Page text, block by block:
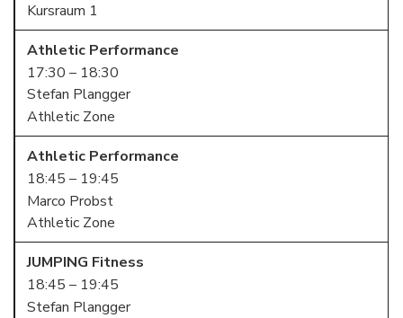
Kursraum 1
Athletic Performance
17:30 – 18:30
Stefan Plangger
Athletic Zone
Athletic Performance
18:45 – 19:45
Marco Probst
Athletic Zone
JUMPING Fitness
18:45 – 19:45
Stefan Plangger